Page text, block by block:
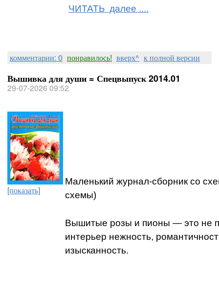
ЧИТАТЬ далее ....
комментарии: 0 понравилось! вверх^ к полной версии
Вышивка для души = Спецвыпуск 2014.01
29-07-2026 09:52
[показать]
Маленький журнал-сборник со
схемы)
Вышитые розы и пионы — это не
интерьер нежность,
изысканность.